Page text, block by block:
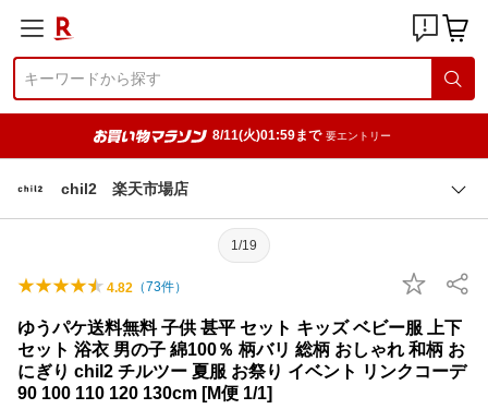
8/11(火)01:59まで 要エントリー
chil2 楽天市場店
1/19
4.82 （73件）
ゆうパケ送料無料 子供 甚平 セット キッズ ベビー服 上下
セット 浴衣 男の子 綿100％ 柄バリ 総柄 おしゃれ 和柄 お
にぎり chil2 チルツー 夏服 お祭り イベント リンクコーデ
90 100 110 120 130cm [M便 1/1]